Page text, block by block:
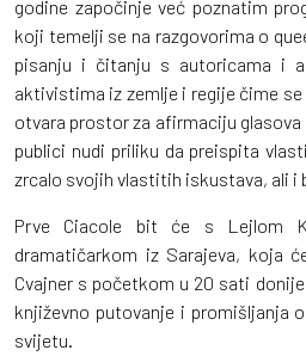
godine započinje već poznatim
koji temelji se na razgovorima o
pisanju i čitanju s autoricama i
aktivistima iz zemlje i regije čime
otvara prostor za afirmaciju
publici nudi priliku da preispita
zrcalo svojih vlastitih iskustava, ali i
Prve Ciacole bit će s Lejlom
dramatičarkom iz Sarajeva, koja
Cvajner s početkom u 20 sati
književno putovanje i promišljanja
svijetu.